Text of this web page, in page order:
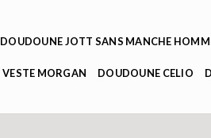
DOUDOUNE JOTT SANS MANCHE
VESTE MORGAN DOUDOUNE CELIO